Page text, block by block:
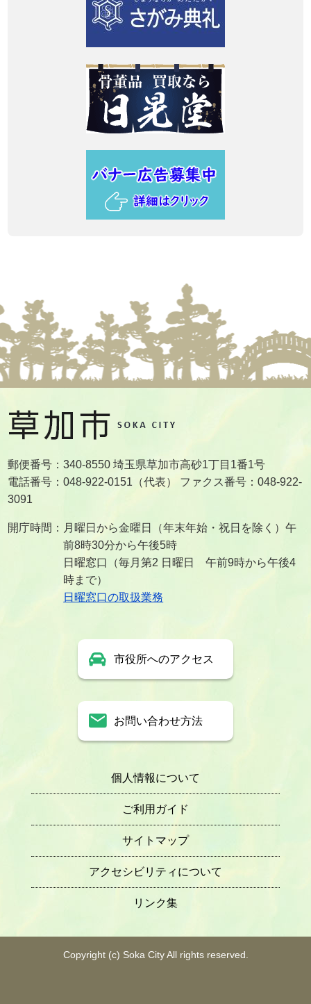
郵便番号：340-8550 埼玉県草加市高砂1丁目1番1号
電話番号：048-922-0151（代表） ファクス番号：048-922-
3091
開庁時間：月曜日から金曜日（年末年始・祝日を除く）午
前8時30分から午後5時
日曜窓口（毎月第2 日曜日 午前9時から午後4
時まで）
日曜窓口の取扱業務
市役所へのアクセス
お問い合わせ方法
個人情報について
ご利用ガイド
サイトマップ
アクセシビリティについて
リンク集
Copyright (c) Soka City All rights reserved.